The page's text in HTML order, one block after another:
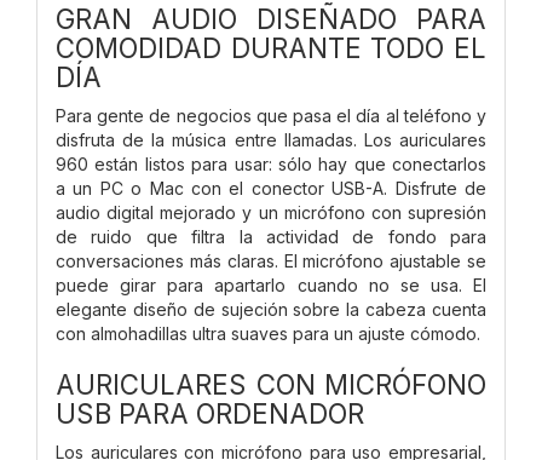
GRAN AUDIO DISEÑADO PARA
COMODIDAD DURANTE TODO EL
DÍA
Para gente de negocios que pasa el día al teléfono y
disfruta de la música entre llamadas. Los auriculares
960 están listos para usar: sólo hay que conectarlos
a un PC o Mac con el conector USB-A. Disfrute de
audio digital mejorado y un micrófono con supresión
de ruido que filtra la actividad de fondo para
conversaciones más claras. El micrófono ajustable se
puede girar para apartarlo cuando no se usa. El
elegante diseño de sujeción sobre la cabeza cuenta
con almohadillas ultra suaves para un ajuste cómodo.
AURICULARES CON MICRÓFONO
USB PARA ORDENADOR
Los auriculares con micrófono para uso empresarial,